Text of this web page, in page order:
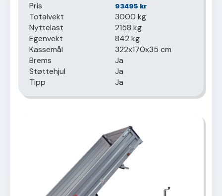
Pris 93495 kr
Totalvekt
3000 kg
Nyttelast
2158 kg
Egenvekt
842 kg
Kassemål
322x170x35 cm
Brems
Ja
Støttehjul
Ja
Tipp
Ja